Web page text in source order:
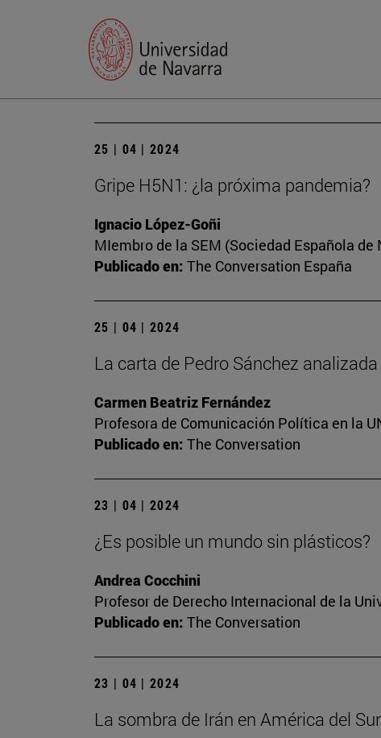
25 | 04 | 2024
Gripe H5N1: ¿la próxima pandemia?
Ignacio López-Goñi
MIembro de la SEM (Sociedad Española
Publicado en: The Conversation España
25 | 04 | 2024
La carta de Pedro Sánchez
Carmen Beatriz Fernández
Profesora de Comunicación Política en la
Publicado en: The Conversation
23 | 04 | 2024
¿Es posible un mundo sin plásticos?
Andrea Cocchini
Profesor de Derecho Internacional de la
Publicado en: The Conversation
23 | 04 | 2024
La sombra de Irán en América del